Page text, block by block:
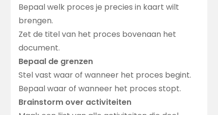
Bepaal welk proces je precies in kaart wilt
brengen.
Zet de titel van het proces bovenaan het
document.
Bepaal de grenzen
Stel vast waar of wanneer het proces begint.
Bepaal waar of wanneer het proces stopt.
Brainstorm over activiteiten